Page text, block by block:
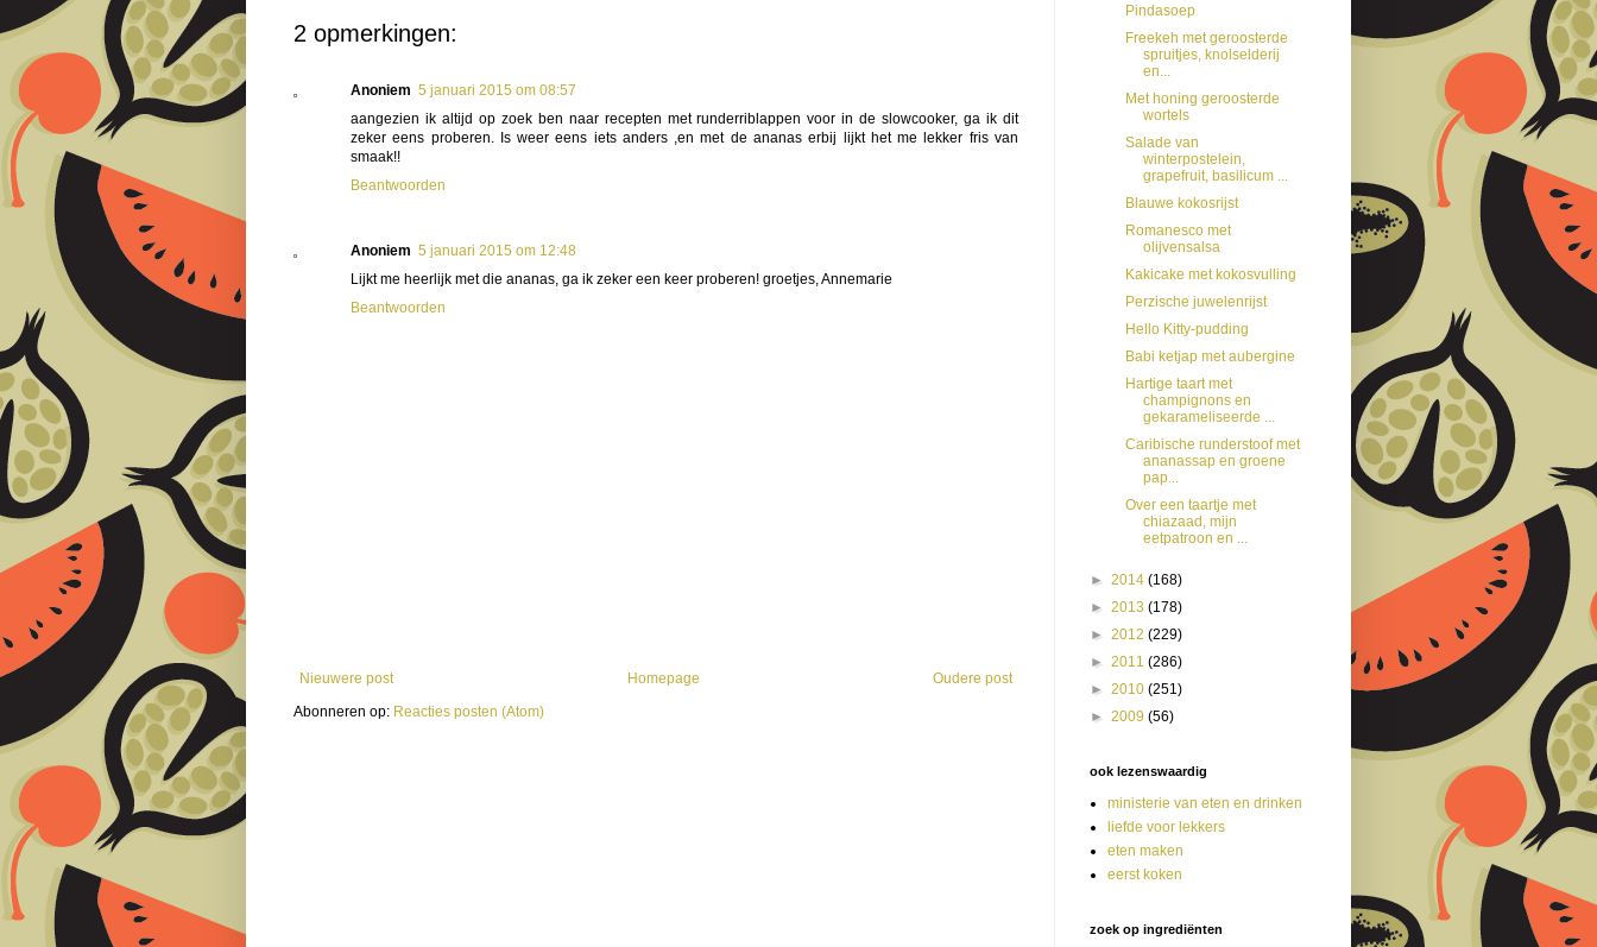
2 opmerkingen:
Anoniem 5 januari 2015 om 08:57
aangezien ik altijd op zoek ben naar recepten met runderriblappen voor in de slowcooker, ga ik dit
zeker eens proberen. Is weer eens iets anders ,en met de ananas erbij lijkt het me lekker fris van
smaak!!
Beantwoorden
Anoniem 5 januari 2015 om 12:48
Lijkt me heerlijk met die ananas, ga ik zeker een keer proberen! groetjes, Annemarie
Beantwoorden
Nieuwere post Oudere post
Homepage
Abonneren op: Reacties posten (Atom)
Pindasoep
Freekeh met geroosterde
spruitjes, knolselderij
en...
Met honing geroosterde
wortels
Salade van
winterpostelein,
grapefruit, basilicum ...
Blauwe kokosrijst
Romanesco met
olijvensalsa
Kakicake met kokosvulling
Perzische juwelenrijst
Hello Kitty-pudding
Babi ketjap met aubergine
Hartige taart met
champignons en
gekarameliseerde ...
Caribische runderstoof met
ananassap en groene
pap...
Over een taartje met
chiazaad, mijn
eetpatroon en ...
► 2014 (168)
► 2013 (178)
► 2012 (229)
► 2011 (286)
► 2010 (251)
► 2009 (56)
ook lezenswaardig
ministerie van eten en drinken
liefde voor lekkers
eten maken
eerst koken
zoek op ingrediënten